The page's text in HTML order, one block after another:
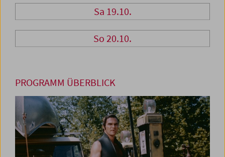
Sa 19.10.
So 20.10.
PROGRAMM ÜBERBLICK